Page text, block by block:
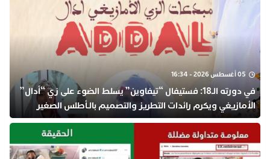
05 أغسطس 2026 - 16:34
في دورته الـ18: فستيفال “تيفاوين” يسلط الضوء على زي “أدال”
الأمازيغي ويكرم رائدات التطريز والتصميم بالـأطلس الصغير